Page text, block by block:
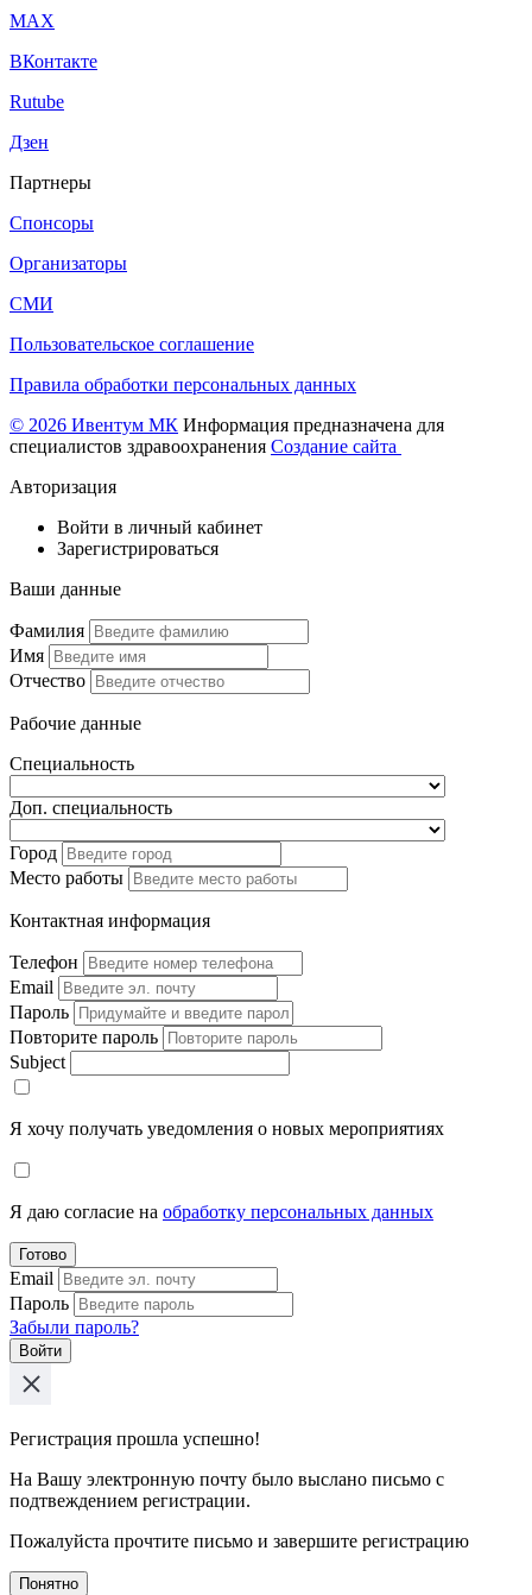
МАХ
ВКонтакте
Rutube
Дзен
Партнеры
Спонсоры
Организаторы
СМИ
Пользовательское соглашение
Правила обработки персональных данных
© 2026 Ивентум МК Информация предназначена для
специалистов здравоохранения Создание сайта
Авторизация
Войти в личный кабинет
Зарегистрироваться
Ваши данные
Фамилия
Имя
Отчество
Рабочие данные
Специальность
Доп. специальность
Город
Место работы
Контактная информация
Телефон
Email
Пароль
Повторите пароль
Subject
Я хочу получать уведомления о новых мероприятиях
Я даю согласие на обработку персональных данных
Готово
Email
Пароль
Забыли пароль?
Войти
Регистрация прошла успешно!
На Вашу электронную почту было выслано письмо с
подтвеждением регистрации.
Пожалуйста прочтите письмо и завершите регистрацию
Понятно